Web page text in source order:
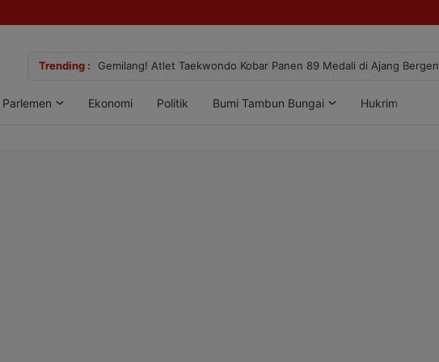
Trending : Gemilang! Atlet Taekwondo Kobar Panen 89 Medali di Ajang
Parlemen Ekonomi Politik Bumi Tambun Bungai Hukrim